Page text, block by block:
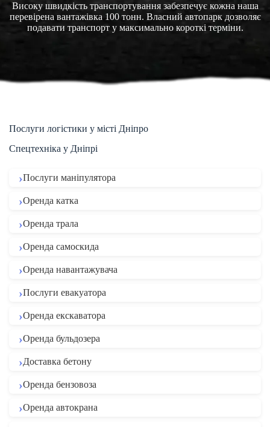
Високу швидкість транспортування забезпечує кожна наша
перевірена вантажівка 100 тонн. Власний автопарк дозволяє
подавати транспорт у максимально короткі терміни.
Послуги логістики у місті Дніпро
Спецтехніка у Дніпрі
Послуги маніпулятора
Оренда катка
Оренда трала
Оренда самоскида
Оренда навантажувача
Послуги евакуатора
Оренда екскаватора
Оренда бульдозера
Доставка бетону
Оренда бензовоза
Оренда автокрана